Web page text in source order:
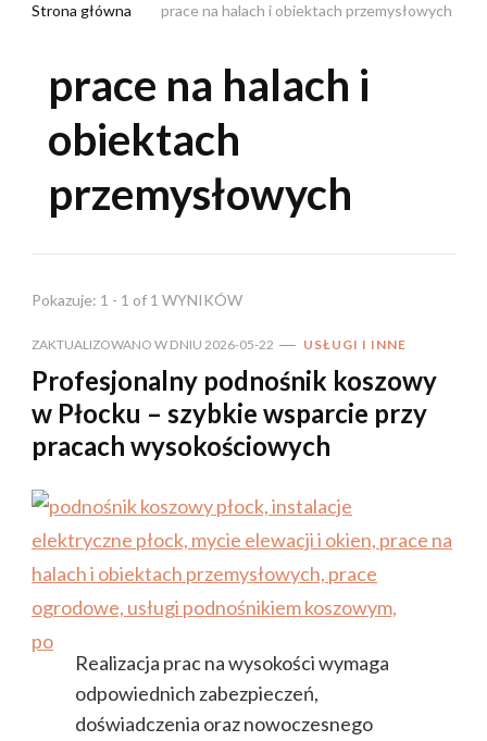
Strona główna prace na halach i obiektach przemysłowych
prace na halach i
obiektach
przemysłowych
Pokazuje: 1 - 1 of 1 WYNIKÓW
ZAKTUALIZOWANO W DNIU 2026-05-22 USŁUGI I INNE
Profesjonalny podnośnik koszowy
w Płocku – szybkie wsparcie przy
pracach wysokościowych
Realizacja prac na wysokości wymaga
odpowiednich zabezpieczeń,
doświadczenia oraz nowoczesnego